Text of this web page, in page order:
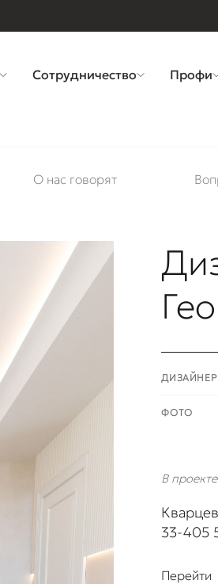
Сотрудничество Профи
О нас говорят
ДИЗАЙНЕР
ФОТО
В
33-405
Перейти